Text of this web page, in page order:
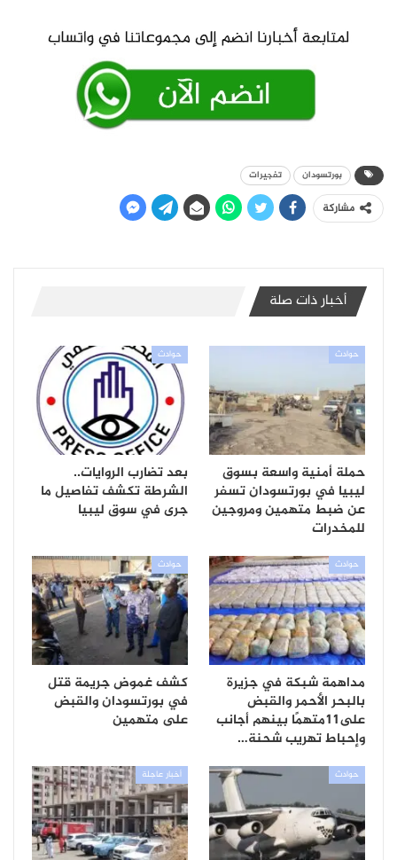
بورتسودان تفجيرات
مشاركة
أخبار ذات صلة
حوادث
حملة أمنية واسعة بسوق
ليبيا في بورتسودان تسفر
عن ضبط متهمين ومروجين
للمخدرات
حوادث
بعد تضارب الروايات..
الشرطة تكشف تفاصيل ما
جرى في سوق ليبيا
حوادث
مداهمة شبكة في جزيرة
بالبحر الأحمر والقبض
على11متهمًا بينهم أجانب
وإحباط تهريب شحنة…
حوادث
كشف غموض جريمة قتل
في بورتسودان والقبض
على متهمين
حوادث أخبار عاجلة